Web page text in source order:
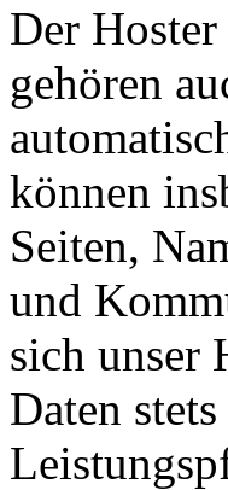
Der
gehören
können
Seiten,
und
sich unser
Daten